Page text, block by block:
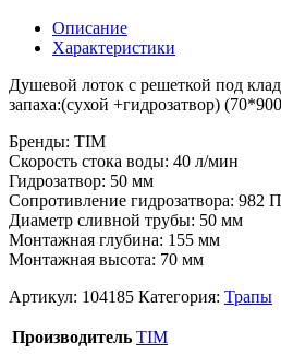
Описание
Характеристики
Душевой лоток с решеткой под
запаха:(сухой +гидрозатвор)
Бренды: TIM
Скорость стока воды: 40 л/мин
Гидрозатвор: 50 мм
Сопротивление гидрозатвора: 982
Диаметр сливной трубы: 50 мм
Монтажная глубина: 155 мм
Монтажная высота: 70 мм
Артикул: 104185 Категория: Трапы
Производитель TIM